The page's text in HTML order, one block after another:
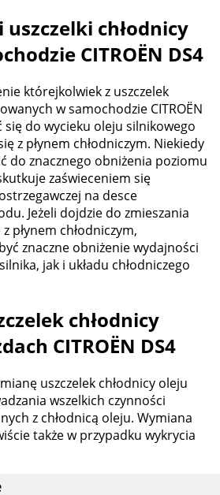
chłodnicy
CITROËN DS4
którejkolwiek z uszczelek
w samochodzie CITROËN
się do wycieku oleju silnikowego
z płynem chłodniczym. Niekiedy
do znacznego obniżenia poziomu
zaświeceniem się
na desce
Jeżeli dojdzie do zmieszania
płynem chłodniczym,
znaczne obniżenie wydajności
jak i układu chłodniczego
chłodnicy
CITROËN DS4
uszczelek chłodnicy oleju
wszelkich czynności
z chłodnicą oleju. Wymiana
także w przypadku wykrycia